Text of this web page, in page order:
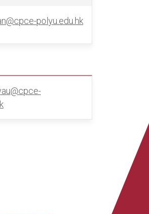
polyu.edu.hk